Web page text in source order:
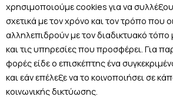
χρησιμοποιούμε cookies για να
σχετικά με τον χρόνο και τον τρόπο που
αλληλεπιδρούν με τον διαδικτυακό τόπο
και τις υπηρεσίες που προσφέρει. Για
φορές είδε ο επισκέπτης ένα
και εάν επέλεξε να το κοινοποιήσει σε
κοινωνικής δικτύωσης.